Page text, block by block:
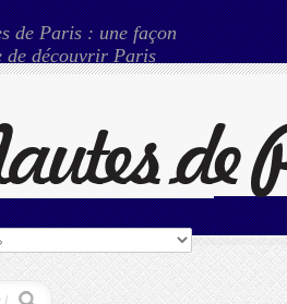
de Paris : une façon
de découvrir Paris